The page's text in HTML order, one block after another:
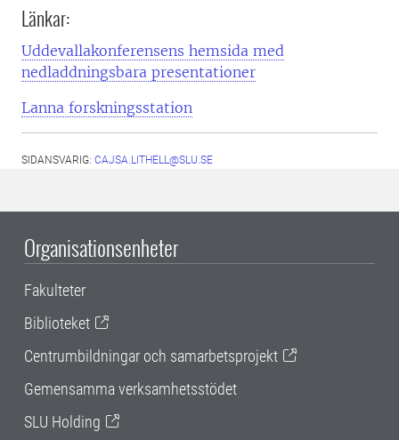
Länkar:
Uddevallakonferensens hemsida med
nedladdningsbara presentationer
Lanna forskningsstation
SIDANSVARIG: CAJSA.LITHELL@SLU.SE
Organisationsenheter
Fakulteter
Biblioteket
Centrumbildningar och samarbetsprojekt
Gemensamma verksamhetsstödet
SLU Holding